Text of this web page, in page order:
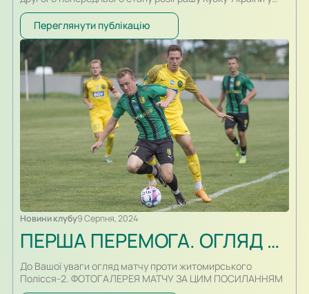
Городенці, що на Івано-Франківщині, зустрінеться з
місцевою командою «Пробій». Для підопічних Богдана
Костика зустріч з «Пробієм» буде вже п’ятою в історії
протистоянь двох клубів. Минулого сезону команди
провели чотири поєдинки між собою у рамках чемпіонату
України серед аматорів. У груповому…
Переглянути публікацію
Новини клубу9 Серпня, 2024
ПЕРША ПЕРЕМОГА. ОГЛЯД МАТЧУ, ФОТО
До Вашої уваги огляд матчу проти житомирського
Полісся-2. ФОТОГАЛЕРЕЯ МАТЧУ ЗА ЦИМ ПОСИЛАННЯМ